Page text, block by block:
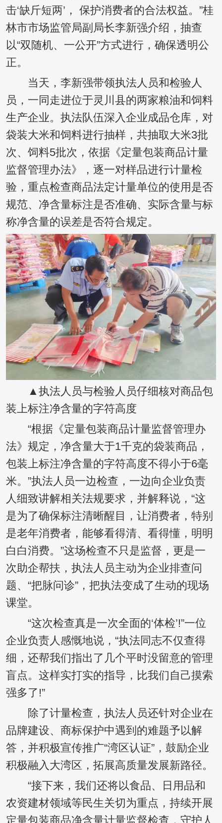
击‘缺斤短两’， 保护消费者的合法权益。”桂
林市市场监管局副局长李新强介绍，抽查
以“双随机、一公开”方式进行，确保透明公
正。
当天，李新强带领执法人员和检验人
员，一同走进位于灵川县的两家粮油和饲料
生产企业。执法队伍深入企业成品仓库，对
袋装大米和饲料进行抽样，共抽取大米3批
次、饲料5批次，依据《定量包装商品计量
监督管理办法》，逐一对样品进行计量检
验，重点检查商品法定计量单位的使用是否
规范、净含量标注是否准确、实际含量与标
称净含量的误差是否符合规定。
▲执法人员与检验人员仔细核对商品包
装上标注净含量的字符高度
“根据《定量包装商品计量监督管理办
法》规定，净含量大于1千克的袋装商品，
包装上标注净含量的字符高度不得小于6毫
米。”执法人员一边检查，一边向企业负责
人细致讲解相关法规要求，并解释说，“这
是为了确保标注清晰醒目，让消费者，特别
是老年消费者，能够看得清、看得懂，明明
白白消费。”这场检查不只是监督，更是一
次助企帮扶，执法人员主动为企业排查问
题、“把脉问诊”，把执法变成了生动的现场
课堂。
“这次检查真是一次全面的‘体检’!”一位
企业负责人感慨地说，“执法同志不仅查得
细，还帮我们指出了几个平时没留意的管理
盲点。这样实打实的指导，比我们自己摸索
强多了!”
除了计量检查，执法人员还针对企业在
品牌建设、商标保护中遇到的难题予以解
答，并积极宣传推广“湾区认证”，鼓励企业
积极融入大湾区，拓展高质量发展新路径。
“接下来，我们还将以食品、日用品和
农资建材领域等民生关切为重点，持续开展
定量包装商品净含量计量监督检查，守护人